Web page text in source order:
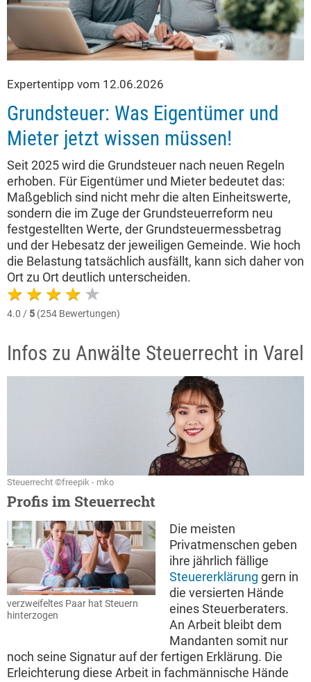
Expertentipp vom 12.06.2026
Grundsteuer: Was Eigentümer und
Mieter jetzt wissen müssen!
Seit 2025 wird die Grundsteuer nach neuen Regeln
erhoben. Für Eigentümer und Mieter bedeutet das:
Maßgeblich sind nicht mehr die alten Einheitswerte,
sondern die im Zuge der Grundsteuerreform neu
festgestellten Werte, der Grundsteuermessbetrag
und der Hebesatz der jeweiligen Gemeinde. Wie hoch
die Belastung tatsächlich ausfällt, kann sich daher von
Ort zu Ort deutlich unterscheiden.
4.0 / 5 (254 Bewertungen)
Infos zu Anwälte Steuerrecht in Varel
Steuerrecht ©freepik - mko
Profis im Steuerrecht
verzweifeltes Paar hat Steuern
hinterzogen
Die meisten
Privatmenschen geben
ihre jährlich fällige
Steuererklärung gern in
die versierten Hände
eines Steuerberaters.
An Arbeit bleibt dem
Mandanten somit nur
noch seine Signatur auf der fertigen Erklärung. Die
Erleichterung diese Arbeit in fachmännische Hände